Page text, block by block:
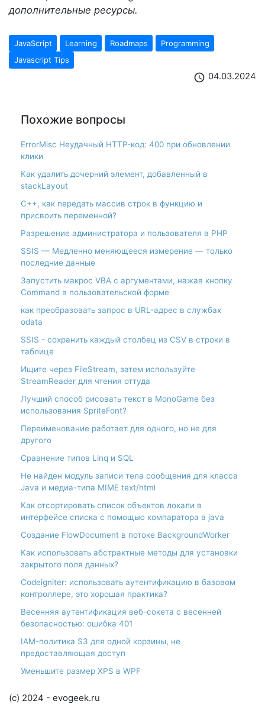
дополнительные ресурсы.
JavaScript Learning Roadmaps
Programming
Javascript Tips
schedule 04.03.2024
Похожие вопросы
ErrorMisc Неудачный HTTP-код: 400 при обновлении
клики
Как удалить дочерний элемент, добавленный в
stackLayout
С++, как передать массив строк в функцию и
присвоить переменной?
Разрешение администратора и пользователя в PHP
SSIS — Медленно меняющееся измерение — только
последние данные
Запустить макрос VBA с аргументами, нажав кнопку
Command в пользовательской форме
как преобразовать запрос в URL-адрес в службах
odata
SSIS - сохранить каждый столбец из CSV в строки в
таблице
Ищите через FileStream, затем используйте
StreamReader для чтения оттуда
Лучший способ рисовать текст в MonoGame без
использования SpriteFont?
Переименование работает для одного, но не для
другого
Сравнение типов Linq и SQL
Не найден модуль записи тела сообщения для класса
Java и медиа-типа MIME text/html
Как отсортировать список объектов локали в
интерфейсе списка с помощью компаратора в java
Создание FlowDocument в потоке BackgroundWorker
Как использовать абстрактные методы для установки
закрытого поля данных?
Codeigniter: использовать аутентификацию в базовом
контроллере, это хорошая практика?
Весенняя аутентификация веб-сокета с весенней
безопасностью: ошибка 401
IAM-политика S3 для одной корзины, не
предоставляющая доступ
Уменьшите размер XPS в WPF
(c) 2024 - evogeek.ru